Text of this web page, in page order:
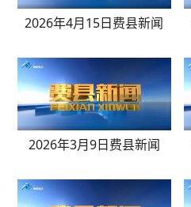
2026年4月15日费县新闻
2026年3月9日费县新闻